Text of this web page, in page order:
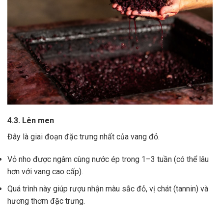
4.3. Lên men
Đây là giai đoạn đặc trưng nhất của vang đỏ.
Vỏ nho được ngâm cùng nước ép trong 1–3 tuần (có thể lâu
hơn với vang cao cấp).
Quá trình này giúp rượu nhận màu sắc đỏ, vị chát (tannin) và
hương thơm đặc trưng.